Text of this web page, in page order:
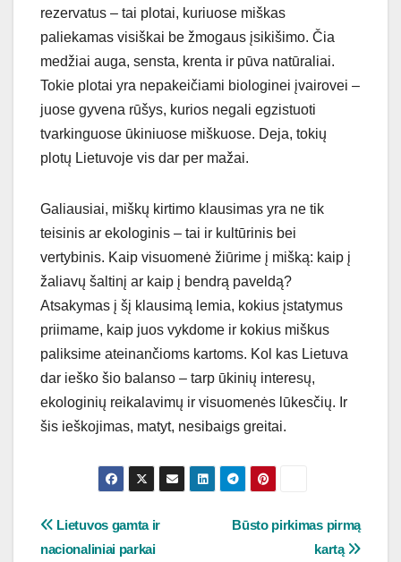
rezervatus – tai plotai, kuriuose miškas
paliekamas visiškai be žmogaus įsikišimo. Čia
medžiai auga, sensta, krenta ir pūva natūraliai.
Tokie plotai yra nepakeičiami biologinei įvairovei –
juose gyvena rūšys, kurios negali egzistuoti
tvarkinguose ūkiniuose miškuose. Deja, tokių
plotų Lietuvoje vis dar per mažai.
Galiausiai, miškų kirtimo klausimas yra ne tik
teisinis ar ekologinis – tai ir kultūrinis bei
vertybinis. Kaip visuomenė žiūrime į mišką: kaip į
žaliavų šaltinį ar kaip į bendrą paveldą?
Atsakymas į šį klausimą lemia, kokius įstatymus
priimame, kaip juos vykdome ir kokius miškus
paliksime ateinančioms kartoms. Kol kas Lietuva
dar ieško šio balanso – tarp ūkinių interesų,
ekologinių reikalavimų ir visuomenės lūkesčių. Ir
šis ieškojimas, matyt, nesibaigs greitai.
Navigacija
Būsto pirkimas pirmą
kartą
Lietuvos gamta ir
nacionaliniai parkai